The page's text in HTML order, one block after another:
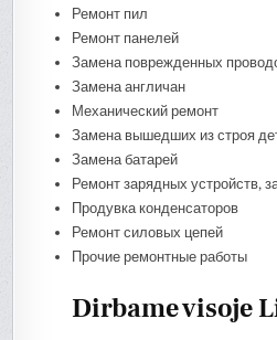
Ремонт пил
Ремонт панелей
Замена поврежденных
Замена англичан
Механический ремонт
Замена вышедших из строя
Замена батарей
Ремонт зарядных устройств,
Продувка конденсаторов
Ремонт силовых цепей
Прочие ремонтные работы
Dirbame visoje